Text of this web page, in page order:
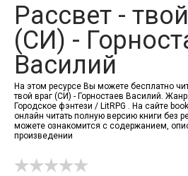
Рассвет -
(СИ) -
Василий
На этом ресурсе Вы можете бесплатно
твой враг (СИ) - Горностаев Василий.
Городское фэнтези / LitRPG . На сайте
онлайн читать полную версию книги без
можете ознакомится с содержанием,
произведении